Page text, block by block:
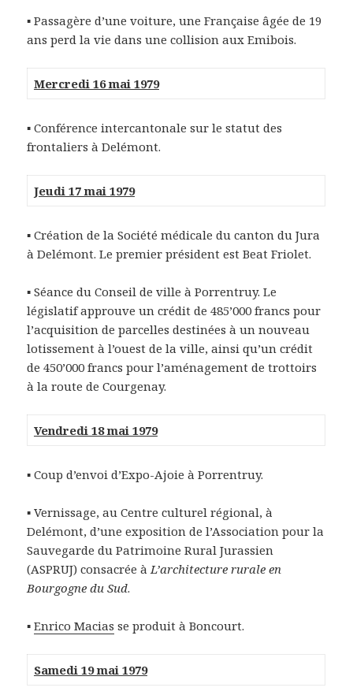
▪ Passagère d’une voiture, une Française âgée de 19
ans perd la vie dans une collision aux Emibois.
Mercredi 16 mai 1979
▪ Conférence intercantonale sur le statut des
frontaliers à Delémont.
Jeudi 17 mai 1979
▪ Création de la Société médicale du canton du Jura
à Delémont. Le premier président est Beat Friolet.
▪ Séance du Conseil de ville à Porrentruy. Le
législatif approuve un crédit de 485’000 francs pour
l’acquisition de parcelles destinées à un nouveau
lotissement à l’ouest de la ville, ainsi qu’un crédit
de 450’000 francs pour l’aménagement de trottoirs
à la route de Courgenay.
Vendredi 18 mai 1979
▪ Coup d’envoi d’Expo-Ajoie à Porrentruy.
▪ Vernissage, au Centre culturel régional, à
Delémont, d’une exposition de l’Association pour la
Sauvegarde du Patrimoine Rural Jurassien
(ASPRUJ) consacrée àL’architecture rurale en
Bourgogne du Sud.
▪Enrico Macias se produit à Boncourt.
Samedi 19 mai 1979